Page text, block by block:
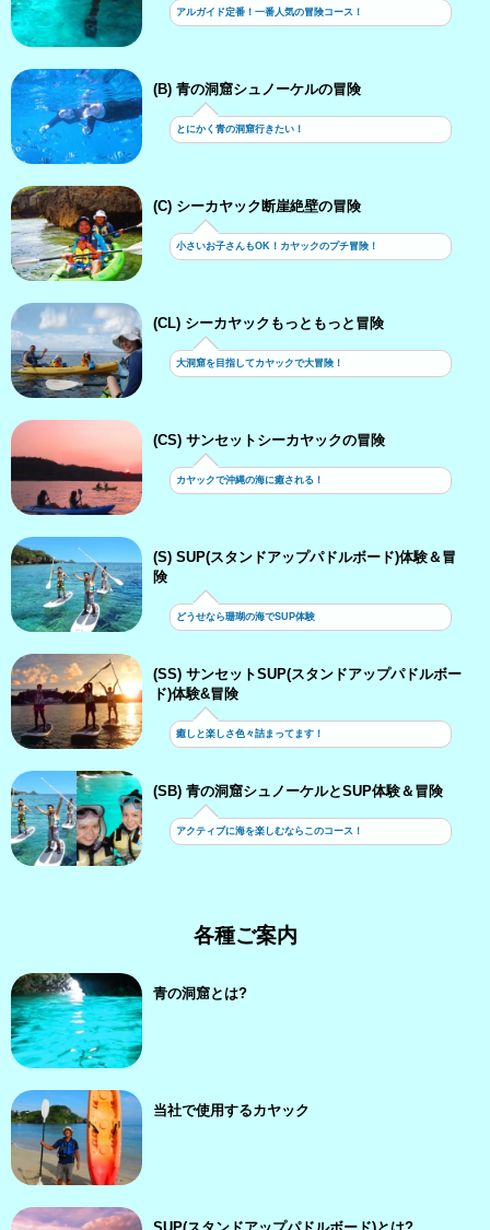
アルガイド定番！一番人気の冒険コース！
(B) 青の洞窟シュノーケルの冒険
とにかく青の洞窟行きたい！
(C) シーカヤック断崖絶壁の冒険
小さいお子さんもOK！カヤックのプチ冒険！
(CL) シーカヤックもっともっと冒険
大洞窟を目指してカヤックで大冒険！
(CS) サンセットシーカヤックの冒険
カヤックで沖縄の海に癒される！
(S) SUP(スタンドアップパドルボード)体験＆冒
険
どうせなら珊瑚の海でSUP体験
(SS) サンセットSUP(スタンドアップパドルボー
ド)体験&冒険
癒しと楽しさ色々詰まってます！
(SB) 青の洞窟シュノーケルとSUP体験＆冒険
アクティブに海を楽しむならこのコース！
各種ご案内
青の洞窟とは?
当社で使用するカヤック